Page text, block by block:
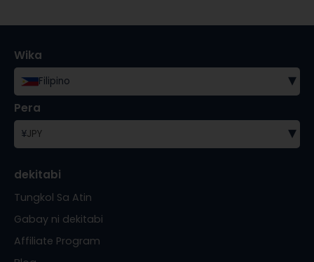
Wika
Filipino ▾
Pera
¥JPY ▾
dekitabi
Tungkol Sa Atin
Gabay ni dekitabi
Affiliate Program